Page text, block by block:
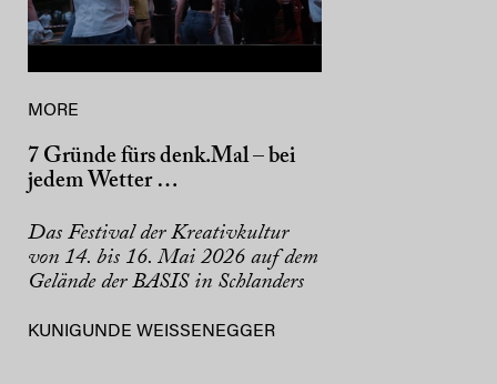
MORE
7 Gründe fürs denk.Mal – bei
jedem Wetter …
Das Festival der Kreativkultur
von 14. bis 16. Mai 2026 auf dem
Gelände der BASIS in Schlanders
KUNIGUNDE WEISSENEGGER